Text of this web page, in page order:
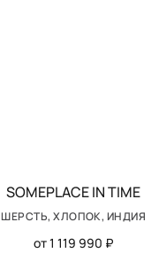
SOMEPLACE IN TIME
ШЕРСТЬ, ХЛОПОК, ИНДИЯ
от 1 119 990 ₽